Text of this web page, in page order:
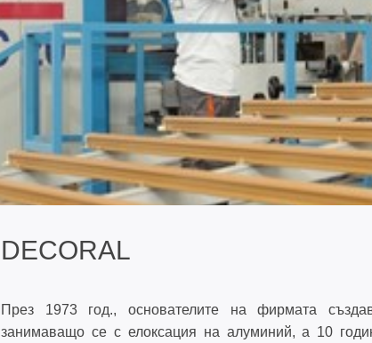
ОТВАРЯЕМА СИСТЕМА С
ПРЕКЪСНАТ ТЕРМИЧЕН МОСТ
ММ - TBO70
ФАСАДНА СИСТЕМА 50 ММ -
КОМАРНИЦИ И ПРОФИЛИ ЗА
ЩОРИ
DECORAL
През 1973 год., основателите на фирмата
занимаващо се с елоксация на алуминий, а 10